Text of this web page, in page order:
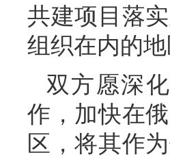
共建项目落
组织在内的
双方愿深
作，加快在
区，将其作